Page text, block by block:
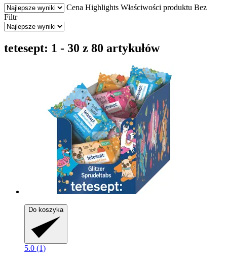
Cena Highlights Właściwości produktu Bez
Filtr
tetesept: 1 - 30 z 80 artykułów
Do koszyka
5.0 (1)